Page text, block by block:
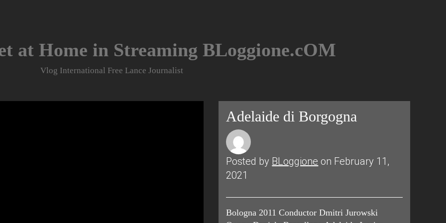
at Home in Streaming BLoggione.cOM
Vlog International Free Lance Journalist
Adelaide di Borgogna
Posted by BLoggione on February 11,
2021
Bologna 2011 Conductor Dmitri Jurowski